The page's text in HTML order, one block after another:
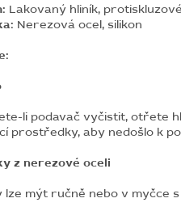
Lakovaný hliník,
Nerezová ocel, silikon
li podavač vyčistit, otřete
prostředky, aby nedošlo k
z nerezové oceli
lze mýt ručně nebo v myčce